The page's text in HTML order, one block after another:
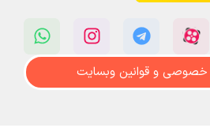
و قوانین وبسایت